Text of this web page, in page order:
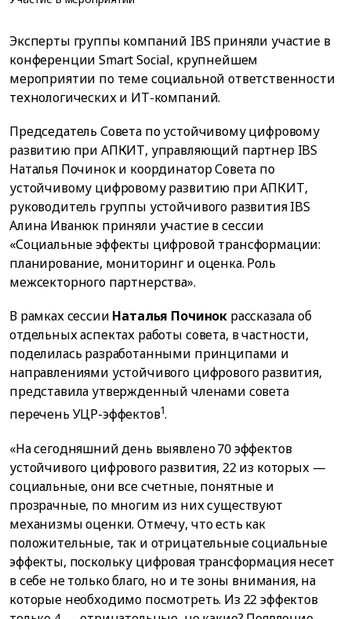
Эксперты группы компаний IBS приняли участие в
конференции Smart Social, крупнейшем
мероприятии по теме социальной ответственности
технологических и ИТ-компаний.
Председатель Совета по устойчивому цифровому
развитию при АПКИТ, управляющий партнер IBS
Наталья Починок и координатор Совета по
устойчивому цифровому развитию при АПКИТ,
руководитель группы устойчивого развития IBS
Алина Иванюк приняли участие в сессии
«Социальные эффекты цифровой трансформации:
планирование, мониторинг и оценка. Роль
межсекторного партнерства».
В рамках сессии Наталья Починок рассказала об
отдельных аспектах работы совета, в частности,
поделилась разработанными принципами и
направлениями устойчивого цифрового развития,
представила утвержденный членами совета
перечень УЦР-эффектов1.
«На сегодняшний день выявлено 70 эффектов
устойчивого цифрового развития, 22 из которых —
социальные, они все счетные, понятные и
прозрачные, по многим из них существуют
механизмы оценки. Отмечу, что есть как
положительные, так и отрицательные социальные
эффекты, поскольку цифровая трансформация несет
в себе не только благо, но и те зоны внимания, на
которые необходимо посмотреть. Из 22 эффектов